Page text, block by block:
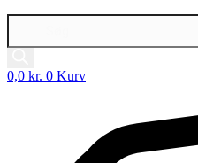
Products
0,0 kr. 0 Kurv